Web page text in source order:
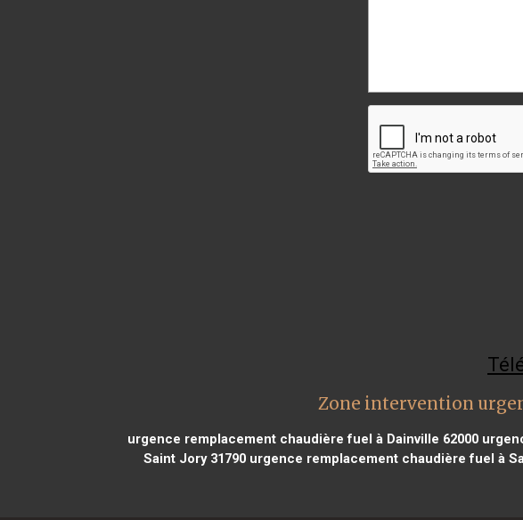
Zone intervention
urgence remplacement chaudière fuel à Dainville 62000
Saint Jory 31790 urgence remplacement chaudière fuel à